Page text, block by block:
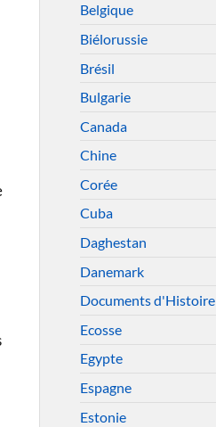
Belgique
Biélorussie
Brésil
Bulgarie
Canada
Chine
Corée
Cuba
Daghestan
Danemark
Documents d'Histoire
Ecosse
Egypte
Espagne
Estonie